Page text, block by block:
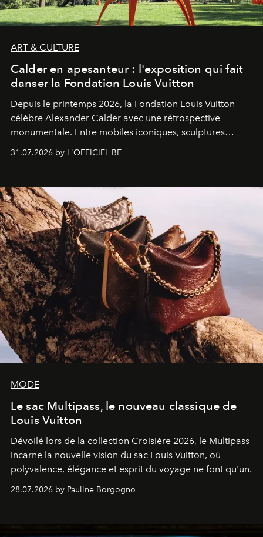
ART & CULTURE
Calder en apesanteur : l'exposition qui fait
danser la Fondation Louis Vuitton
Depuis le printemps 2026, la Fondation Louis Vuitton
célèbre Alexander Calder avec une rétrospective
monumentale. Entre mobiles iconiques, sculptures
monumentales et poésie du mouvement, l'artiste
américain investit les espaces imaginés par Frank Gehry
sculpture.
31.07.2026 by L'OFFICIEL BE
MODE
Le sac Multipass, le nouveau classique de
Louis Vuitton
Dévoilé lors de la collection Croisière 2026, le Multipass
incarne la nouvelle vision du sac Louis Vuitton, où
polyvalence, élégance et esprit du voyage ne font qu'un.
28.07.2026 by Pauline Borgogno